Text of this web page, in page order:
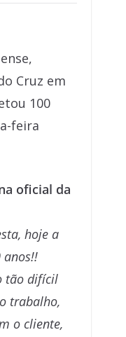
Cruz em
100
feira
oficial da
hoje a
anos!!
tão difícil
trabalho,
o cliente,